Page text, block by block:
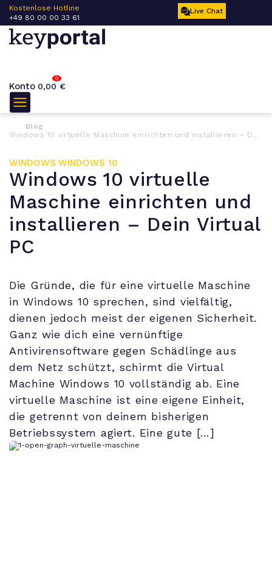
Kostenlose Hotline
+49 80 00 00 33 61
Live Chat
Konto
0
0,00 €
Blog
Windows 10 virtuelle Maschine einrichten und installieren – Dein Virtual PC
WINDOWS WINDOWS 10
Windows 10 virtuelle
Maschine einrichten und
installieren – Dein Virtual
PC
Die Gründe, die für eine virtuelle Maschine
in Windows 10 sprechen, sind vielfältig,
dienen jedoch meist der eigenen Sicherheit.
Ganz wie dich eine vernünftige
Antivirensoftware gegen Schädlinge aus
dem Netz schützt, schirmt die Virtual
Machine Windows 10 vollständig ab. Eine
virtuelle Maschine ist eine eigene Einheit,
die getrennt von deinem bisherigen
Betriebssystem agiert. Eine gute […]